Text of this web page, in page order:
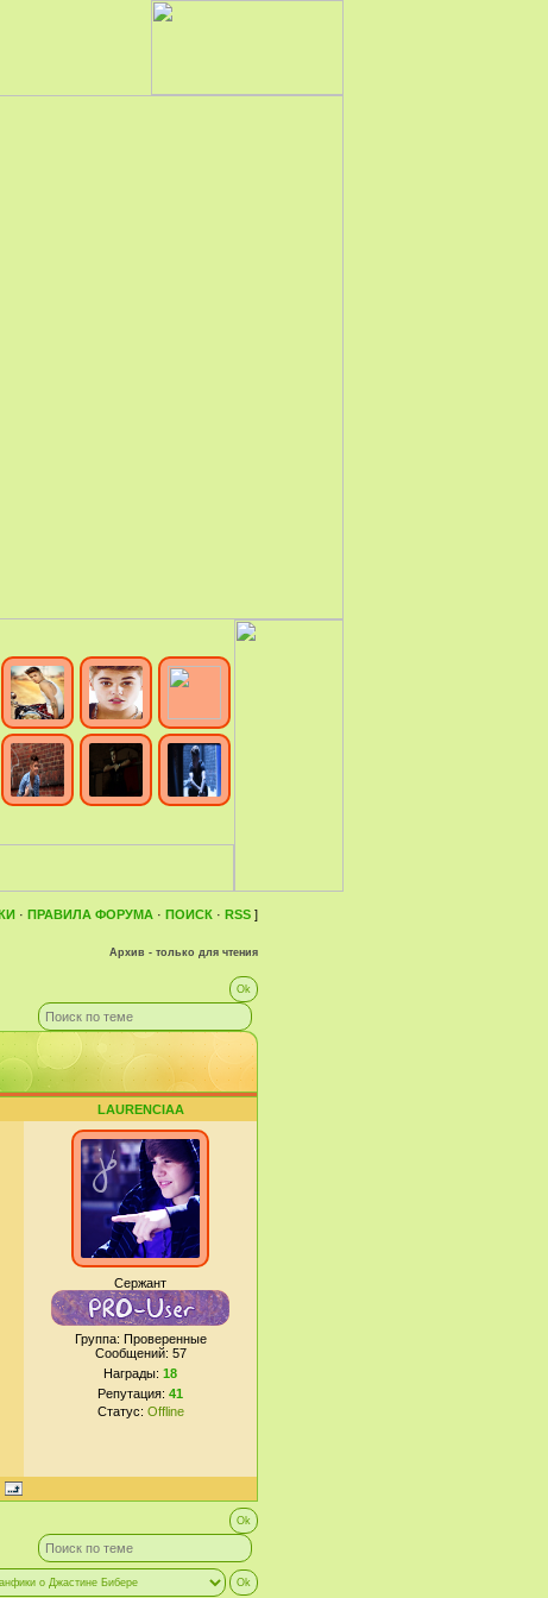
· ПРАВИЛА ФОРУМА · ПОИСК · RSS ]
Архив - только для чтения
LAURENCIAA
Сержант
Группа: Проверенные
Сообщений: 57
Награды: 18
Репутация: 41
Статус: Offline